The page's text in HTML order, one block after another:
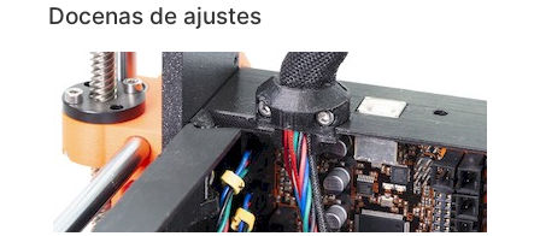
Docenas de ajustes